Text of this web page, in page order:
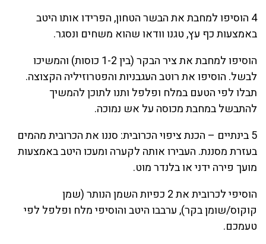
4 הוסיפו למחבת את הבשר הטחון, הפרידו אותו היטב
באמצעות כף עץ, טגנו וודאו שהוא משחים ונסגר.
הוסיפו למחבת את ציר הבקר (בין 1-2 כוסות) והמשיכו
לבשל. הוסיפו את רוטב העגבניות והפטרוזיליה הקצוצה.
תבלו לפי הטעם במלח ופלפל ותנו לתוכן להמשיך
להתבשל במחבת מכוסה על אש נמוכה.
5 בינתיים – הכנת ציפוי הכרובית: סננו את הכרובית מהמים
בעזרת מסננת. העבירו אותה לקערה ומעכו היטב באמצעות
מועך פירה ידני או בלנדר מוט.
הוסיפי לכרובית את 2 כפיות השמן הנותר (שמן
קוקוס/שומן בקר), ערבבו היטב והוסיפי מלח ופלפל לפי
טעמכם.